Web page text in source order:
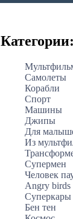
Категории:
Самолеты
Корабли
Спорт
Машины
Джипы
Для
Из
Супермен
Человек
Angry birds
Суперкары
Бен тен